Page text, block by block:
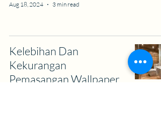
Aug 18, 2024
3 min read
Kelebihan Dan
Kekurangan
Pemasangan Wallpaper